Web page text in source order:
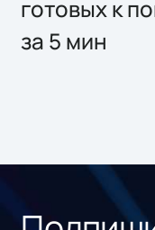
готовых к
за 5 мин